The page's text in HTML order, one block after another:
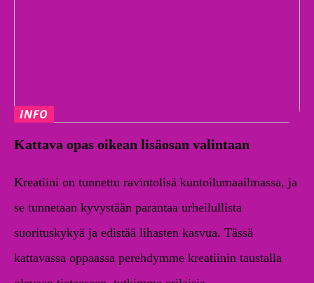
INFO
Kattava opas oikean lisäosan valintaan
Kreatiini on tunnettu ravintolisä kuntoilumaailmassa, ja
se tunnetaan kyvystään parantaa urheilullista
suorituskykyä ja edistää lihasten kasvua. Tässä
kattavassa oppaassa perehdymme kreatiinin taustalla